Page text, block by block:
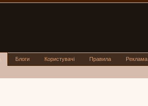
Блоги Користувачі Правила Реклама